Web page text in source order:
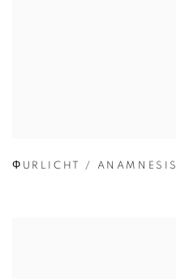
ΦURLICHT / ANAMNESIS